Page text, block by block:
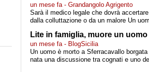
un mese fa - Grandangolo Agrigento
Sarà il medico legale che dovrà
dalla colluttazione o da un malore Un
Lite in famiglia, muore un
un mese fa - BlogSicilia
Un uomo è morto a Sferracavallo
nata una discussione tra cognati e uno